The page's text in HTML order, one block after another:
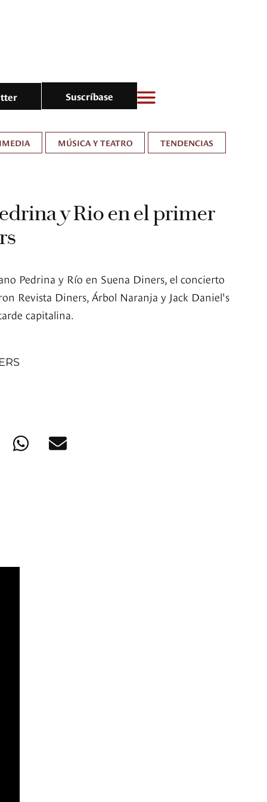
Suscríbase
MÚSICA Y TEATRO TENDENCIAS
y Rio en el primer
Pedrina y Río en Suena Diners, el concierto
Revista Diners, Árbol Naranja y Jack Daniel's
capitalina.